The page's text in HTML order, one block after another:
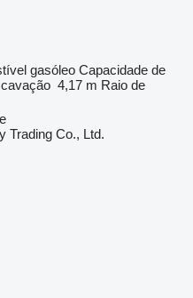
gasóleo Capacidade de
4,17 m Raio de
Trading Co., Ltd.